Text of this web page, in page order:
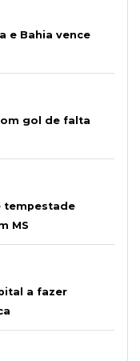
e Bahia vence
gol de falta
tempestade
MS
a fazer